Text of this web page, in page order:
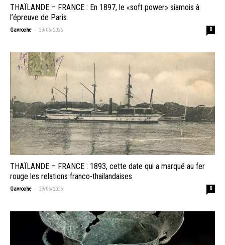
THAÏLANDE – FRANCE : En 1897, le «soft power» siamois à
l’épreuve de Paris
Gavroche - 29/06/2026 0
THAÏLANDE – FRANCE : 1893, cette date qui a marqué au fer
rouge les relations franco-thailandaises
Gavroche - 29/06/2026 0